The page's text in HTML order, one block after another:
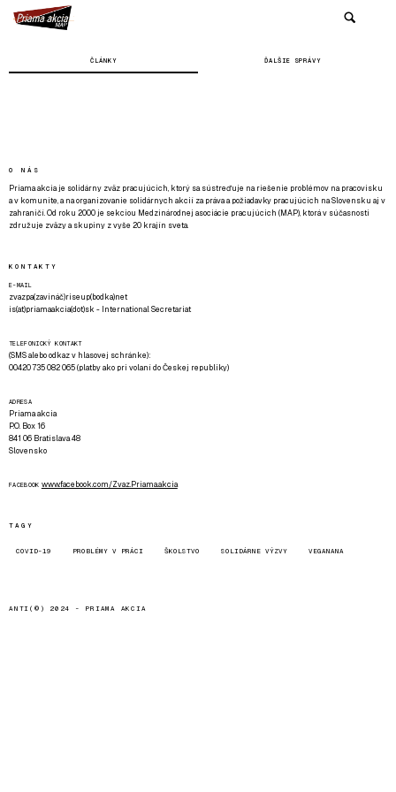
ČLÁNKY ĎALŠIE SPRÁVY
O NÁS
Priama akcia je solidárny zväz pracujúcich, ktorý sa sústreďuje na riešenie problémov na pracovisku
a v komunite, a na organizovanie solidárnych akcií za práva a požiadavky pracujúcich na Slovensku aj v
zahraničí. Od roku 2000 je sekciou Medzinárodnej asociácie pracujúcich (MAP), ktorá v súčasnosti
združuje zväzy a skupiny z vyše 20 krajín sveta.
KONTAKTY
E-MAIL
zvazpa(zavináč)riseup(bodka)net
is(at)priamaakcia(dot)sk - International Secretariat
TELEFONICKÝ KONTAKT
(SMS alebo odkaz v hlasovej schránke):
00420 735 082 065 (platby ako pri volaní do Českej republiky)
ADRESA
Priama akcia
P.O. Box 16
841 06 Bratislava 48
Slovensko
FACEBOOK www.facebook.com/Zvaz.Priama.akcia
TAGY
COVID-19 PROBLÉMY V PRÁCI ŠKOLSTVO SOLIDÁRNE VÝZVY VEGANANA
ANTI(©) 2024 - PRIAMA AKCIA